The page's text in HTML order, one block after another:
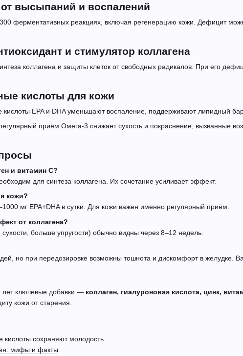
высыпаний и воспалений
ферментативных реакциях, включая регенерацию кожи. Дефицит
и стимулятор коллагена
коллагена и защиты клеток от свободных радикалов. При его
кислоты для кожи
EPA и DHA уменьшают воспаление, поддерживают липидный
приём Омега-3 снижает сухость и покраснение, вызванные
и витамин С?
для синтеза коллагена. Их сочетание усиливает эффект.
кожи?
мг EPA+DHA в сутки. Для кожи важен именно регулярный приём.
от коллагена?
больше упругости) обычно видны через 8–12 недель.
но при передозировке возможны тошнота и дискомфорт в желудке.
ключевые добавки — коллаген, гиалуроновая кислота, цинк,
кожи от старения.
кислоты сохраняют молодость
мифы и факты